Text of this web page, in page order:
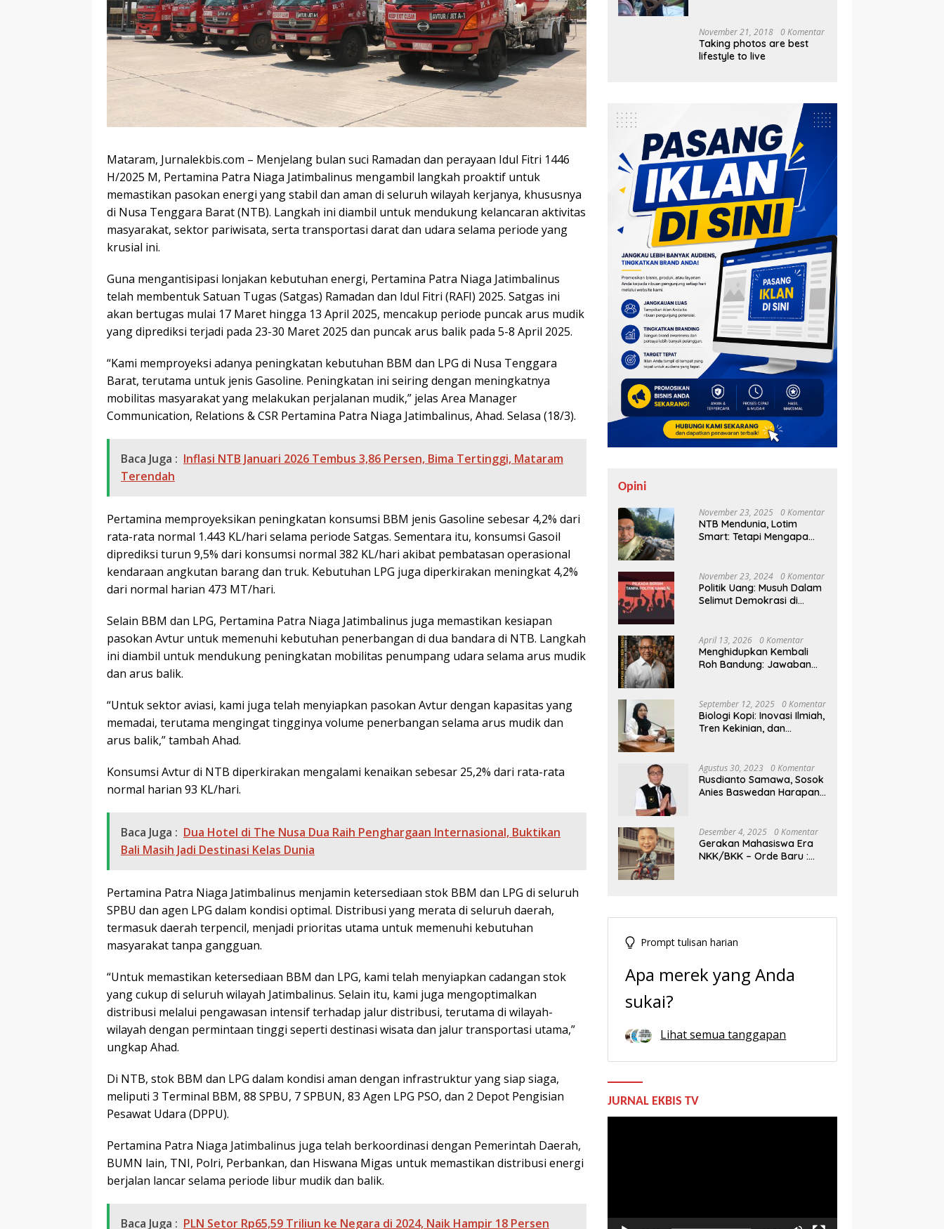
Mataram, Jurnalekbis.com – Menjelang bulan suci Ramadan dan perayaan Idul Fitri 1446
H/2025 M, Pertamina Patra Niaga Jatimbalinus mengambil langkah proaktif untuk
memastikan pasokan energi yang stabil dan aman di seluruh wilayah kerjanya, khususnya
di Nusa Tenggara Barat (NTB). Langkah ini diambil untuk mendukung kelancaran aktivitas
masyarakat, sektor pariwisata, serta transportasi darat dan udara selama periode yang
krusial ini.
Guna mengantisipasi lonjakan kebutuhan energi, Pertamina Patra Niaga Jatimbalinus
telah membentuk Satuan Tugas (Satgas) Ramadan dan Idul Fitri (RAFI) 2025. Satgas ini
akan bertugas mulai 17 Maret hingga 13 April 2025, mencakup periode puncak arus mudik
yang diprediksi terjadi pada 23-30 Maret 2025 dan puncak arus balik pada 5-8 April 2025.
“Kami memproyeksi adanya peningkatan kebutuhan BBM dan LPG di Nusa Tenggara
Barat, terutama untuk jenis Gasoline. Peningkatan ini seiring dengan meningkatnya
mobilitas masyarakat yang melakukan perjalanan mudik,” jelas Area Manager
Communication, Relations & CSR Pertamina Patra Niaga Jatimbalinus, Ahad. Selasa (18/3).
Baca Juga : Inflasi NTB Januari 2026 Tembus 3,86 Persen, Bima Tertinggi, Mataram
Terendah
Pertamina memproyeksikan peningkatan konsumsi BBM jenis Gasoline sebesar 4,2% dari
rata-rata normal 1.443 KL/hari selama periode Satgas. Sementara itu, konsumsi Gasoil
diprediksi turun 9,5% dari konsumsi normal 382 KL/hari akibat pembatasan operasional
kendaraan angkutan barang dan truk. Kebutuhan LPG juga diperkirakan meningkat 4,2%
dari normal harian 473 MT/hari.
Selain BBM dan LPG, Pertamina Patra Niaga Jatimbalinus juga memastikan kesiapan
pasokan Avtur untuk memenuhi kebutuhan penerbangan di dua bandara di NTB. Langkah
ini diambil untuk mendukung peningkatan mobilitas penumpang udara selama arus mudik
dan arus balik.
“Untuk sektor aviasi, kami juga telah menyiapkan pasokan Avtur dengan kapasitas yang
memadai, terutama mengingat tingginya volume penerbangan selama arus mudik dan
arus balik,” tambah Ahad.
Konsumsi Avtur di NTB diperkirakan mengalami kenaikan sebesar 25,2% dari rata-rata
normal harian 93 KL/hari.
Baca Juga : Dua Hotel di The Nusa Dua Raih Penghargaan Internasional, Buktikan
Bali Masih Jadi Destinasi Kelas Dunia
Pertamina Patra Niaga Jatimbalinus menjamin ketersediaan stok BBM dan LPG di seluruh
SPBU dan agen LPG dalam kondisi optimal. Distribusi yang merata di seluruh daerah,
termasuk daerah terpencil, menjadi prioritas utama untuk memenuhi kebutuhan
masyarakat tanpa gangguan.
“Untuk memastikan ketersediaan BBM dan LPG, kami telah menyiapkan cadangan stok
yang cukup di seluruh wilayah Jatimbalinus. Selain itu, kami juga mengoptimalkan
distribusi melalui pengawasan intensif terhadap jalur distribusi, terutama di wilayah-
wilayah dengan permintaan tinggi seperti destinasi wisata dan jalur transportasi utama,”
ungkap Ahad.
Di NTB, stok BBM dan LPG dalam kondisi aman dengan infrastruktur yang siap siaga,
meliputi 3 Terminal BBM, 88 SPBU, 7 SPBUN, 83 Agen LPG PSO, dan 2 Depot Pengisian
Pesawat Udara (DPPU).
Pertamina Patra Niaga Jatimbalinus juga telah berkoordinasi dengan Pemerintah Daerah,
BUMN lain, TNI, Polri, Perbankan, dan Hiswana Migas untuk memastikan distribusi energi
berjalan lancar selama periode libur mudik dan balik.
Baca Juga : PLN Setor Rp65,59 Triliun ke Negara di 2024, Naik Hampir 18 Persen
Mangrove
November 21, 2018 0 Komentar
Taking photos are best
lifestyle to live
Opini
November 23, 2025 0 Komentar
NTB Mendunia, Lotim
Smart: Tetapi Mengapa
November 23, 2024 0 Komentar
Politik Uang: Musuh Dalam
Selimut Demokrasi di
April 13, 2026 0 Komentar
Menghidupkan Kembali
Roh Bandung: Jawaban
September 12, 2025 0 Komentar
Biologi Kopi: Inovasi Ilmiah,
Tren Kekinian, dan
Agraria
Agustus 30, 2023 0 Komentar
Rusdianto Samawa, Sosok
Anies Baswedan Harapan
Desember 4, 2025 0 Komentar
Gerakan Mahasiswa Era
NKK/BKK – Orde Baru :
Prompt tulisan harian
Apa merek yang Anda
sukai?
Lihat semua tanggapan
JURNAL EKBIS TV